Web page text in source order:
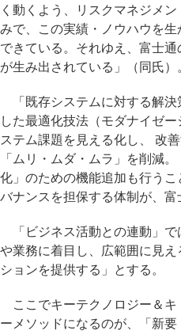
く動くよう、リスクマネジメ
みで、この実績・ノウハウを
できている。それゆえ、富士
が生み出されている」（同氏）
「既存システムに対する解決
した最適化技法（モダナイゼ
ステム課題を見える化し、 改
「ムリ・ムダ・ムラ」を削減
化」のための機能追加も行う
バナンスを担保する体制が、富
「ビジネス活動との連動」で
や業務に着目し、広範囲に見
ションを提供する」とする。
ここでキーテクノロジー＆キ
ーメソッドになるのが、「新要